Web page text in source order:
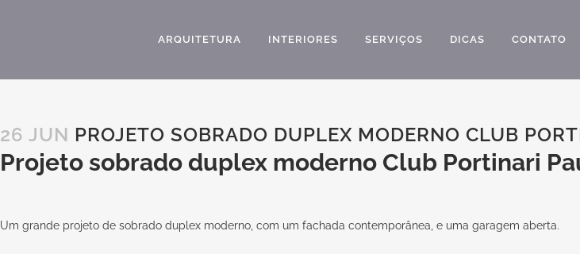
ARQUITETURA INTERIORES SERVIÇOS DICAS CONTATO
26 JUN PROJETO SOBRADO DUPLEX MODERNO CLUB
Projeto sobrado duplex moderno Club Portinari
Um grande projeto de sobrado duplex moderno, com um fachada contemporânea, e uma garagem aberta.